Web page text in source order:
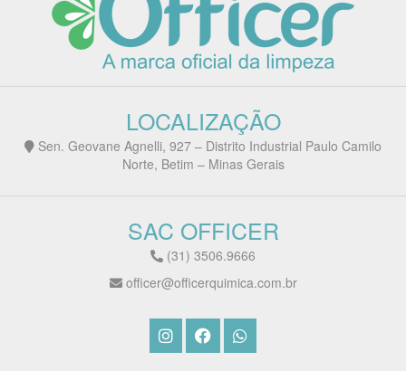
LOCALIZAÇÃO
Sen. Geovane Agnelli, 927 – Distrito Industrial Paulo Camilo
Norte, Betim – Minas Gerais
SAC OFFICER
(31) 3506.9666
officer@officerquimica.com.br